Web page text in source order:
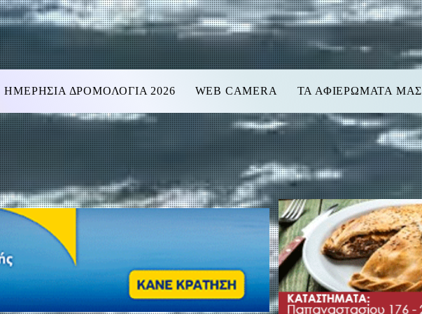
ΗΜΕΡΗΣΙΑ ΔΡΟΜΟΛΟΓΙΑ 2026 WEB CAMERA ΤΑ ΑΦΙΕΡΩΜΑΤΑ ΜΑΣ